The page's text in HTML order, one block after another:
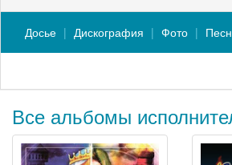
Досье Дискография Фото
Все альбомы